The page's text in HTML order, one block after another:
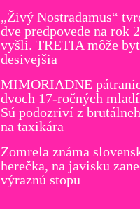
„Živý Nostradamus“
dve predpovede na rok
vyšli. TRETIA môže
desivejšia
MIMORIADNE
dvoch 17-ročných
Sú podozriví z
na taxikára
Zomrela známa
herečka, na javisku
výraznú stopu